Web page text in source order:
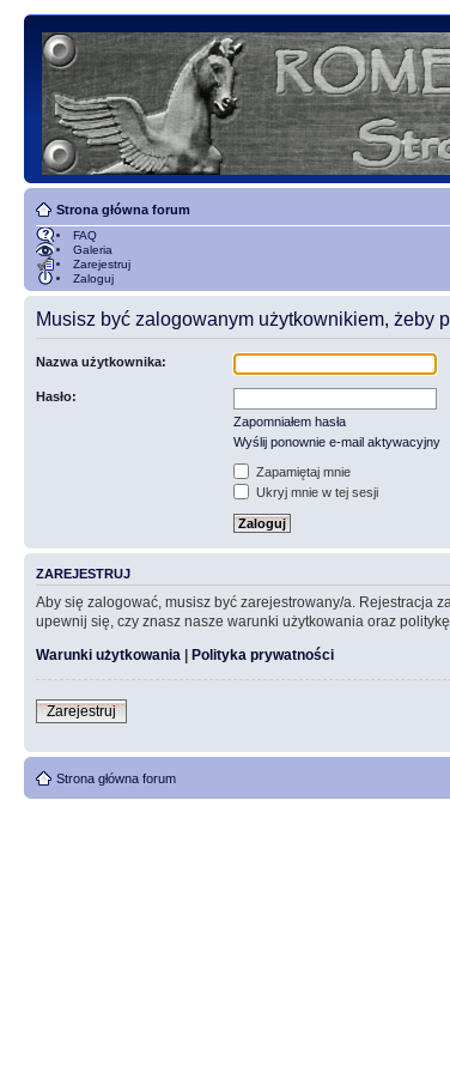
Strona główna forum
FAQ
Galeria
Zarejestruj
Zaloguj
Musisz być zalogowanym użytkownikiem, żeby
Nazwa użytkownika:
Hasło:
Zapomniałem hasła
Wyślij ponownie e-mail aktywacyjny
Zapamiętaj mnie
Ukryj mnie w tej sesji
ZAREJESTRUJ
Aby się zalogować, musisz być zarejestrowany/a. Rejestracja
upewnij się, czy znasz nasze warunki użytkowania oraz
Warunki użytkowania | Polityka prywatności
Zarejestruj
Strona główna forum